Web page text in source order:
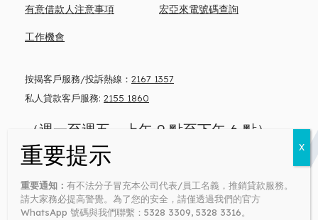
按揭客戶服務/投訴熱線： 2167 1357
私人貸款客戶服務: 2155 1860
（週一至週五，上午 9 點至下午 6 點）
Money lender’s license no: 0371/2026
有意借款人注意事項 宏亞來電號碼查詢
工作機會
重要通知：有不法分子冒充本公司代表/員工名義，推銷貸款服務。
請大家務必提高警覺。為了您的安全，請僅透過我們的官方
WhatsApp 號碼與我們聯繫：5328 3309, 5328 3316。